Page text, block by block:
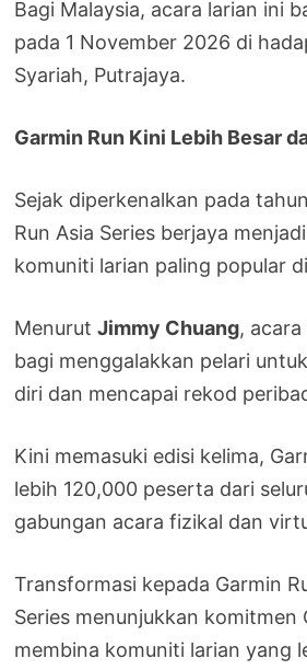
Bagi Malaysia, acara larian ini
pada 1 November 2026 di
Syariah, Putrajaya.
Garmin Run Kini Lebih Besar
Sejak diperkenalkan pada
Run Asia Series berjaya
komuniti larian paling popular
MenurutJimmy Chuang,
bagi menggalakkan pelari
diri dan mencapai rekod
Kini memasuki edisi kelima,
lebih 120,000 peserta dari
gabungan acara fizikal dan
Transformasi kepada Garmin
Series menunjukkan komitmen
membina komuniti larian yang